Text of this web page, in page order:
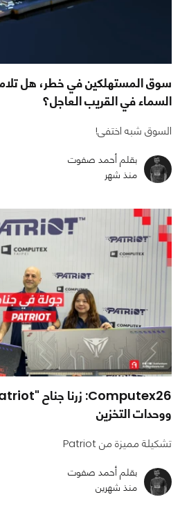
السماء في القريب العاجل؟
السوق شبه اختفى!
بقلم أحمد صفوت
منذ شهر
ووحدات التخزين
تشكيلة مميزة من Patriot
بقلم أحمد صفوت
منذ شهرين